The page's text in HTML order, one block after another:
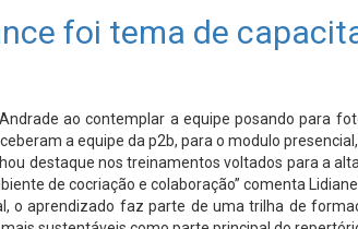
foi tema de
ao contemplar a equipe posando para
a equipe da p2b, para o modulo
destaque nos treinamentos voltados para a
de cocriação e colaboração” comenta
aprendizado faz parte de uma trilha de